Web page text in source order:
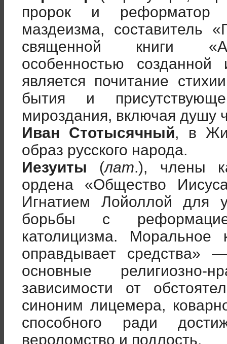
пророк и реформатор
маздеизма, составитель
священной книги
особенностью
является почитание
бытия и
мироздания, включая душу
Иван Стотысячный, в
образ русского народа.
Иезуиты (лат.), члены
ордена «Общество
Игнатием Лойоллой для
борьбы с
католицизма.
оправдывает средства»
основные
зависимости от
синоним лицемера,
способного ради
вероломство и подлость.